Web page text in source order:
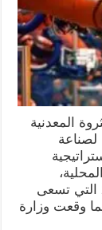
المعدنية
لصناعة
ويتماشى مع مستهدفات رؤية المملكة 2030 التي تسعى
وقعت وزارة